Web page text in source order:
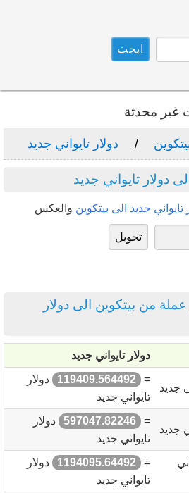
غير محدثة
دولار تايواني جديد
دولار تايواني جديد
تايواني جديد الى بيتكوين والعكس
من بيتكوين الى دولار
دولار تايواني جديد
جديد
=
119409.564492
دولار
تايواني جديد
جديد
=
597047.82246
دولار
تايواني جديد
=
1194095.64492
دولار
تايواني جديد